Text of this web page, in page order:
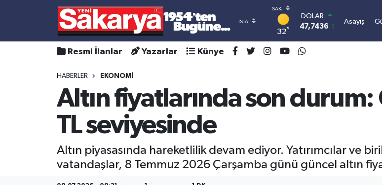
32°
DOLAR
47,7436 0.18
55,2510
6660.55
BİST100
13.779
-14
Asayiş
Resmi İlanlar Yazarlar Künye
HABERLER EKONOMİ
Altın fiyatlarında son
TL seviyesinde
Altın piyasasında hareketlilik devam ediyor. Yatırımcılar ve
vatandaşlar, 8 Temmuz 2026 Çarşamba günü güncel altın